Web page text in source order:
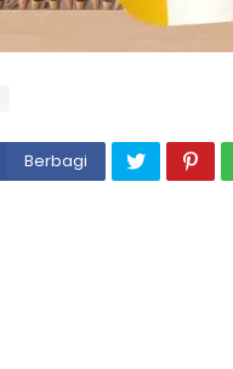
Berbagi